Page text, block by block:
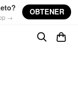
→
OBTENER